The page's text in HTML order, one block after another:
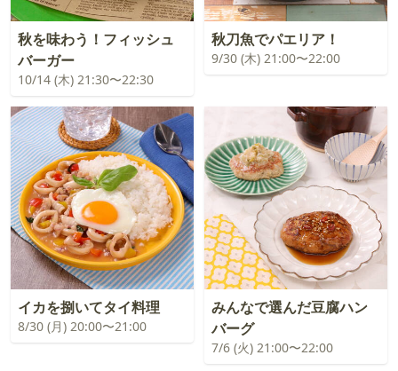
秋を味わう！フィッシュ
バーガー
10/14 (木) 21:30〜22:30
秋刀魚でパエリア！
9/30 (木) 21:00〜22:00
イカを捌いてタイ料理
8/30 (月) 20:00〜21:00
みんなで選んだ豆腐ハン
バーグ
7/6 (火) 21:00〜22:00